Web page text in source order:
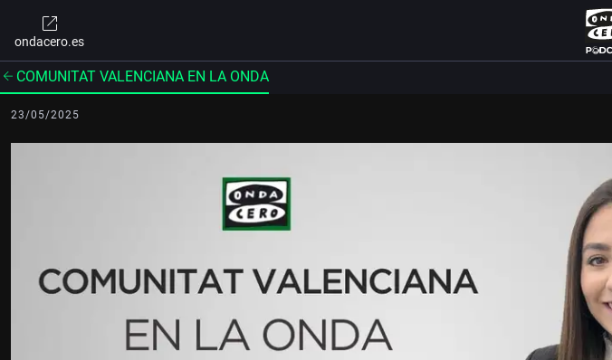
ondacero.es
COMUNITAT VALENCIANA EN LA ONDA
23/05/2025